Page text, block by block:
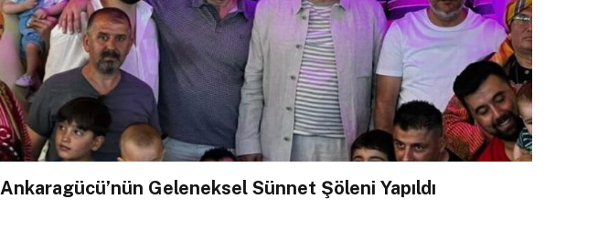
Ankaragücü’nün Geleneksel Sünnet Şöleni Yapıldı